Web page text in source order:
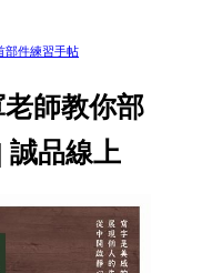
部件練習手帖
師教你部
誠品線上